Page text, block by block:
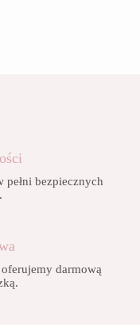
bezpiecznych
darmową